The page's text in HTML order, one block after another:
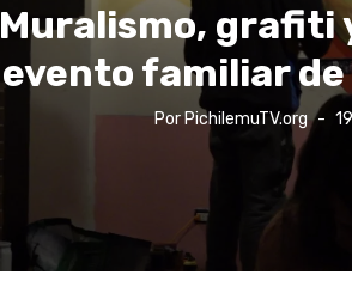
Muralismo, grafiti
evento familiar
PorPichilemuTV.org